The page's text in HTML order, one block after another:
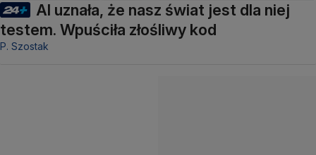
AI uznała, że nasz świat jest dla niej
testem. Wpuściła złośliwy kod
P. Szostak